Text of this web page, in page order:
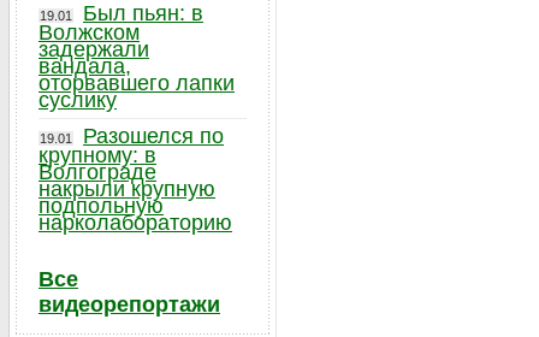
19.01
Был пьян: в
Волжском
задержали
вандала,
оторвавшего лапки
суслику
19.01
Разошелся по
крупному: в
Волгограде
накрыли крупную
подпольную
нарколабораторию
Все
видеорепортажи